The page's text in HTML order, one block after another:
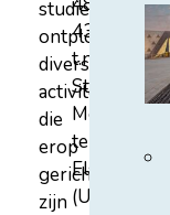
studiecentrum
ontplooit
diverse
activiteiten
die
erop
gericht
zijn
43
t.n.v.
Stichting
Mehen
te
Elst
(U)